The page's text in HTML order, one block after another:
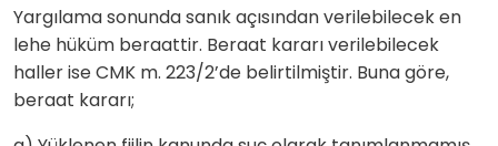
Yargılama sonunda sanık açısından verilebilecek en
lehe hüküm beraattir. Beraat kararı verilebilecek
haller ise CMK m. 223/2’de belirtilmiştir. Buna göre,
beraat kararı;